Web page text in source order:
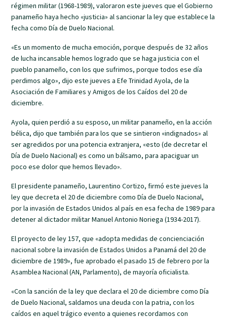
régimen militar (1968-1989), valoraron este jueves que el Gobierno
panameño haya hecho «justicia» al sancionar la ley que establece la
fecha como Día de Duelo Nacional.
«Es un momento de mucha emoción, porque después de 32 años
de lucha incansable hemos logrado que se haga justicia con el
pueblo panameño, con los que sufrimos, porque todos ese día
perdimos algo», dijo este jueves a Efe Trinidad Ayola, de la
Asociación de Familiares y Amigos de los Caídos del 20 de
diciembre.
Ayola, quien perdió a su esposo, un militar panameño, en la acción
bélica, dijo que también para los que se sintieron «indignados» al
ser agredidos por una potencia extranjera, «esto (de decretar el
Día de Duelo Nacional) es como un bálsamo, para apaciguar un
poco ese dolor que hemos llevado».
El presidente panameño, Laurentino Cortizo, firmó este jueves la
ley que decreta el 20 de diciembre como Día de Duelo Nacional,
por la invasión de Estados Unidos al país en esa fecha de 1989 para
detener al dictador militar Manuel Antonio Noriega (1934-2017).
El proyecto de ley 157, que «adopta medidas de concienciación
nacional sobre la invasión de Estados Unidos a Panamá del 20 de
diciembre de 1989», fue aprobado el pasado 15 de febrero por la
Asamblea Nacional (AN, Parlamento), de mayoría oficialista.
«Con la sanción de la ley que declara el 20 de diciembre como Día
de Duelo Nacional, saldamos una deuda con la patria, con los
caídos en aquel trágico evento a quienes recordamos con